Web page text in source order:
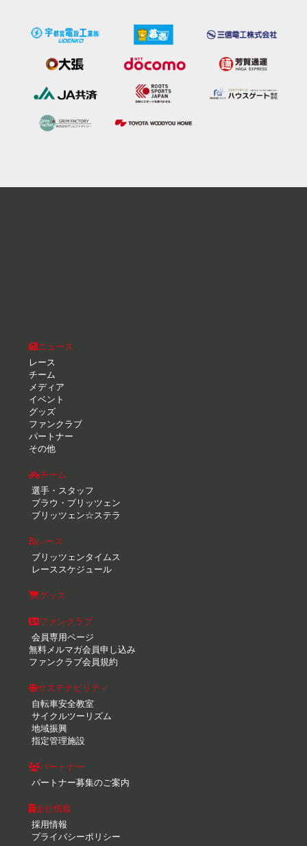
ニュース
レース
チーム
メディア
イベント
グッズ
ファンクラブ
パートナー
その他
チーム
選手・スタッフ
ブラウ・ブリッツェン
ブリッツェン☆ステラ
レース
ブリッツェンタイムス
レーススケジュール
グッズ
ファンクラブ
会員専用ページ
無料メルマガ会員申し込み
ファンクラブ会員規約
サステナビリティ
自転車安全教室
サイクルツーリズム
地域振興
指定管理施設
パートナー
パートナー募集のご案内
会社情報
採用情報
プライバシーポリシー